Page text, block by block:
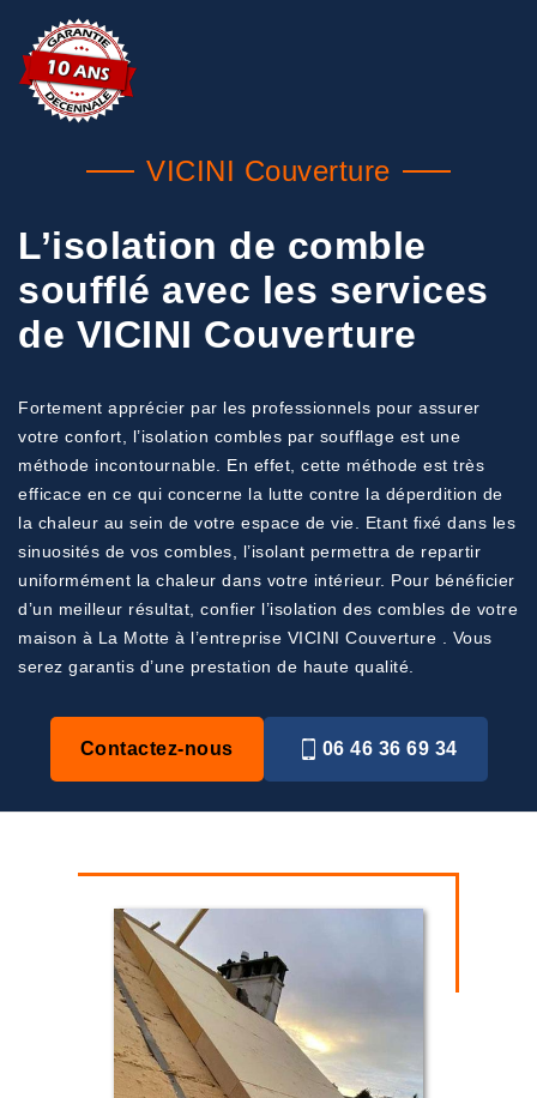
VICINI Couverture
L’isolation de comble
soufflé avec les services
de VICINI Couverture
Fortement apprécier par les professionnels pour assurer
votre confort, l’isolation combles par soufflage est une
méthode incontournable. En effet, cette méthode est très
efficace en ce qui concerne la lutte contre la déperdition de
la chaleur au sein de votre espace de vie. Etant fixé dans les
sinuosités de vos combles, l’isolant permettra de repartir
uniformément la chaleur dans votre intérieur. Pour bénéficier
d’un meilleur résultat, confier l’isolation des combles de votre
maison à La Motte à l’entreprise VICINI Couverture . Vous
serez garantis d’une prestation de haute qualité.
Contactez-nous 06 46 36 69 34